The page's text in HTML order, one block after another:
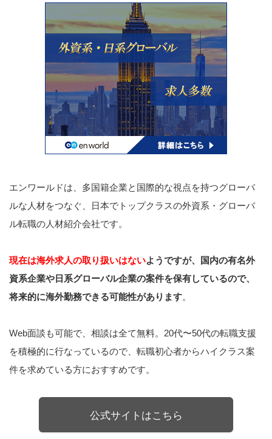
エンワールドは、多国籍企業と国際的な視点を持つグローバ
ルな人材をつなぐ、日本でトップクラスの外資系・グローバ
ル転職の人材紹介会社です。
現在は海外求人の取り扱いはないようですが、国内の有名外
資系企業や日系グローバル企業の案件を保有しているので、
将来的に海外勤務できる可能性があります。
Web面談も可能で、相談は全て無料。20代〜50代の転職支援
を積極的に行なっているので、転職初心者からハイクラス案
件を求めている方におすすめです。
公式サイトはこちら